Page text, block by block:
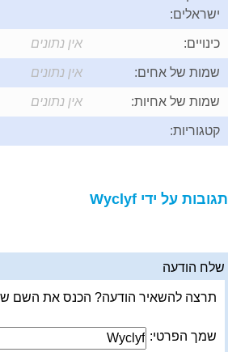
ישראלים:
כינויים: אין נתונים
שמות של אחים: אין נתונים
שמות של אחיות: אין נתונים
קטגוריות:
תגובות על ידי Wyclyf
שלח הודעה
תרצה להשאיר הודעה? הכנס את השם
שמך הפרטי: